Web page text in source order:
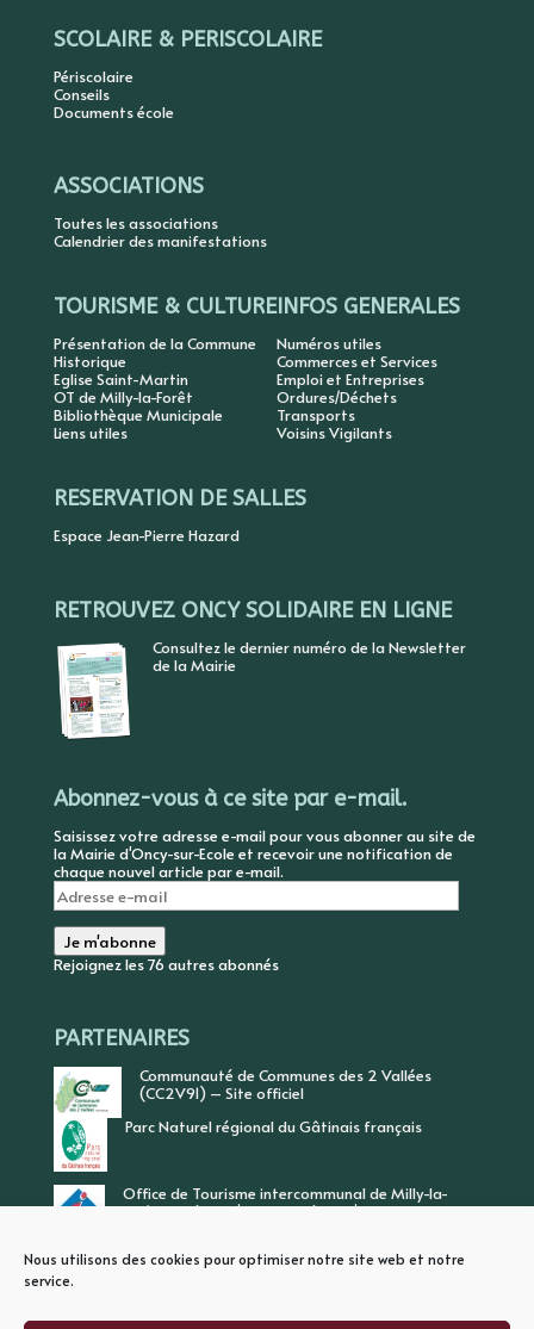
Nous utilisons des cookies pour optimiser notre site web et notre
service.
SCOLAIRE & PERISCOLAIRE
Périscolaire
Conseils
Documents école
ASSOCIATIONS
Toutes les associations
Calendrier des manifestations
TOURISME & CULTURE
Présentation de la Commune
Historique
Eglise Saint-Martin
OT de Milly-la-Forêt
Bibliothèque Municipale
Liens utiles
INFOS GENERALES
Numéros utiles
Commerces et Services
Emploi et Entreprises
Ordures/Déchets
Transports
Voisins Vigilants
RESERVATION DE SALLES
Espace Jean-Pierre Hazard
RETROUVEZ ONCY SOLIDAIRE EN LIGNE
Consultez le dernier numéro de la Newsletter
de la Mairie
Abonnez-vous à ce site par e-mail.
Saisissez votre adresse e-mail pour vous abonner au site de
la Mairie d'Oncy-sur-Ecole et recevoir une notification de
chaque nouvel article par e-mail.
Adresse
e-
mail
Je m'abonne
Rejoignez les 76 autres abonnés
PARTENAIRES
Communauté de Communes des 2 Vallées
(CC2V91) – Site officiel
Parc Naturel régional du Gâtinais français
Office de Tourisme intercommunal de Milly-la-
Forêt, Vallée de l’Ecole, Vallée de l’Essonne